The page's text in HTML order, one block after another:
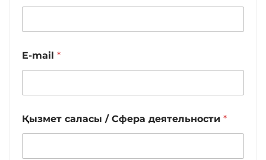
E-mail *
Қызмет саласы / Сфера деятельности *